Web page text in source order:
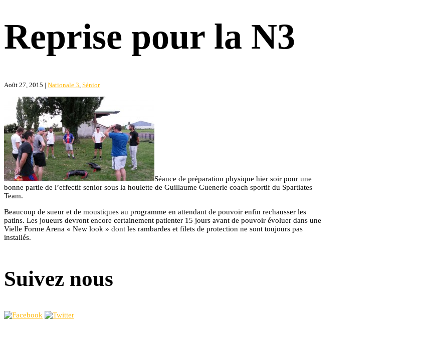
Reprise pour la N3
Août 27, 2015 | Nationale 3 Sénior
Séance de préparation physique hier soir pour une
bonne partie de l’effectif senior sous la houlette de Guillaume Guenerie coach sportif du Spartiates
Team.
Beaucoup de sueur et de moustiques au programme en attendant de pouvoir enfin rechausser les
patins. Les joueurs devront encore certainement patienter 15 jours avant de pouvoir évoluer dans une
Vielle Forme Arena « New look » dont les rambardes et filets de protection ne sont toujours pas
installés.
Suivez nous